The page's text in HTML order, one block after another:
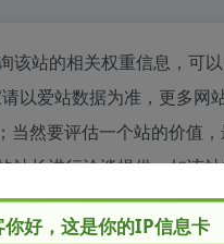
该站的相关权重信息，可
以爱站数据为准，更多网
然要评估一个站的价值
站长进行洽谈提供。如该
声明